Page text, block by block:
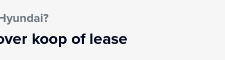
camera
koop of lease